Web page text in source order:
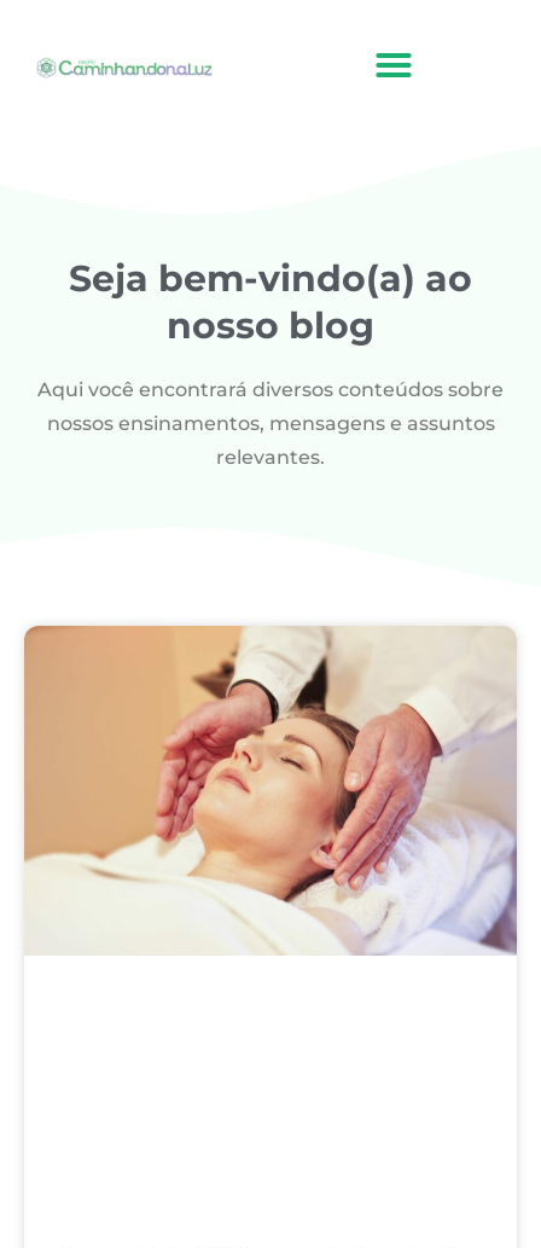
Seja bem-vindo(a) ao
nosso blog
Aqui você encontrará diversos conteúdos sobre
nossos ensinamentos, mensagens e assuntos
relevantes.